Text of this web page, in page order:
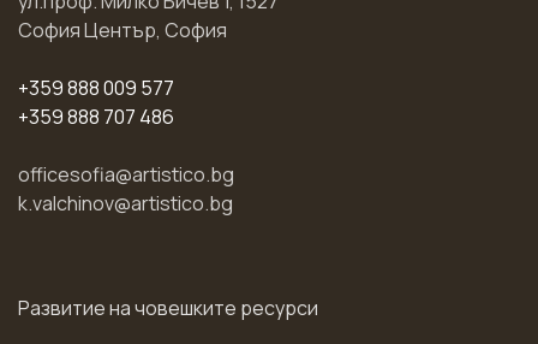
София Център, София
+359 888 009 577
+359 888 707 486
officesofia@artistico.bg
k.valchinov@artistico.bg
Развитие на човешките ресурси